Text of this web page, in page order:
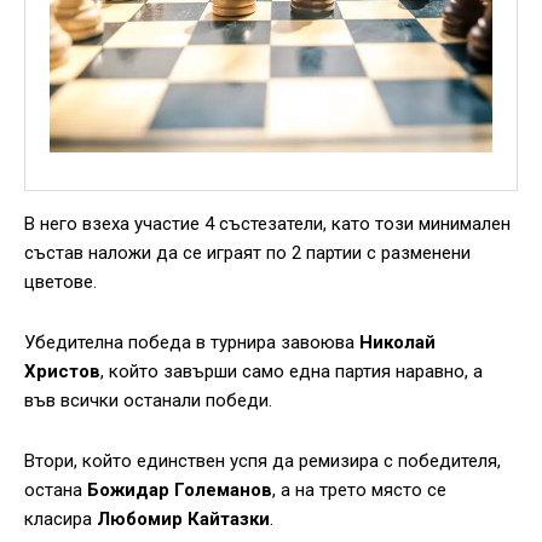
В него взеха участие 4 състезатели, като този минимален
състав наложи да се играят по 2 партии с разменени
цветове.
Убедителна победа в турнира завоюва Николай
Христов, който завърши само една партия наравно, а
във всички останали победи.
Втори, който единствен успя да ремизира с победителя,
остана Божидар Големанов, а на трето място се
класира Любомир Кайтазки.